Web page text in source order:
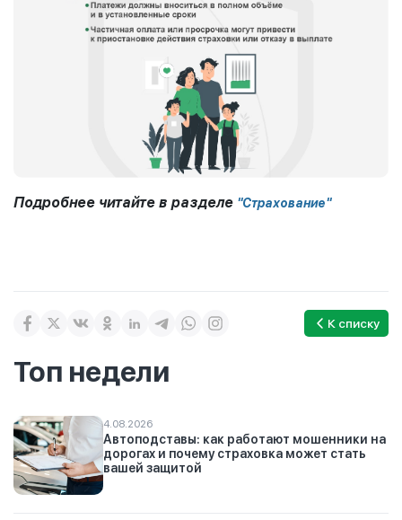
Подробнее читайте в разделе "Страхование"
К списку
Топ недели
4.08.2026
Автоподставы: как работают мошенники на
дорогах и почему страховка может стать
вашей защитой